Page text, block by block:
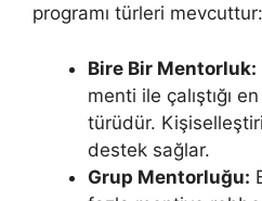
programı türleri mevcuttur:
Bire Bir Mentorluk:
menti ile çalıştığı
türüdür.
destek sağlar.
Grup Mentorluğu: